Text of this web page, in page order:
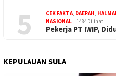
5 CEK FAKTA DAERAH
NASIONAL
1484 Dilihat
Pekerja PT IWIP,
KEPULAUAN SULA